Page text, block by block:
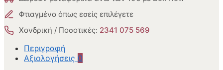
Φτιαγμένο όπως εσείς επιλέγετε
Χονδρική / Ποσοτικές: 2341 075 569
Περιγραφή
Αξιολογήσεις 0